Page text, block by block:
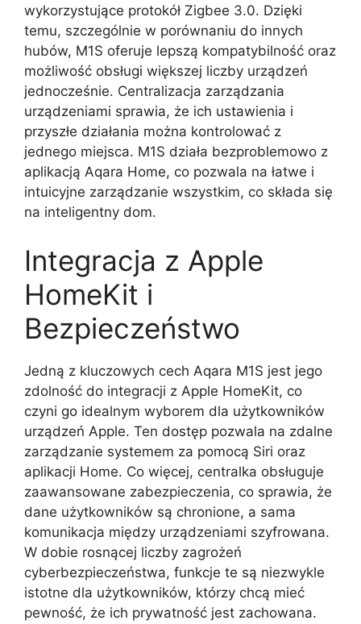
wykorzystujące protokół Zigbee 3.0. Dzięki
temu, szczególnie w porównaniu do innych
hubów, M1S oferuje lepszą kompatybilność oraz
możliwość obsługi większej liczby urządzeń
jednocześnie. Centralizacja zarządzania
urządzeniami sprawia, że ich ustawienia i
przyszłe działania można kontrolować z
jednego miejsca. M1S działa bezproblemowo z
aplikacją Aqara Home, co pozwala na łatwe i
intuicyjne zarządzanie wszystkim, co składa się
na inteligentny dom.
Integracja z Apple
HomeKit i
Bezpieczeństwo
Jedną z kluczowych cech Aqara M1S jest jego
zdolność do integracji z Apple HomeKit, co
czyni go idealnym wyborem dla użytkowników
urządzeń Apple. Ten dostęp pozwala na zdalne
zarządzanie systemem za pomocą Siri oraz
aplikacji Home. Co więcej, centralka obsługuje
zaawansowane zabezpieczenia, co sprawia, że
dane użytkowników są chronione, a sama
komunikacja między urządzeniami szyfrowana.
W dobie rosnącej liczby zagrożeń
cyberbezpieczeństwa, funkcje te są niezwykle
istotne dla użytkowników, którzy chcą mieć
pewność, że ich prywatność jest zachowana.